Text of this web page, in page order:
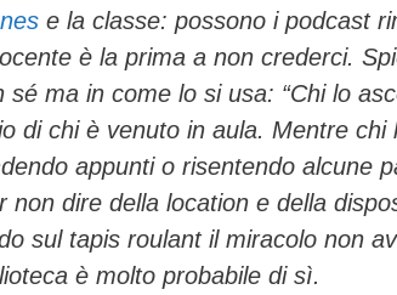
e la classe: possono i podcast
è la prima a non crederci.
sé ma in come lo si usa: “Chi lo
di chi è venuto in aula. Mentre chi
appunti o risentendo alcune
non dire della location e della
sul tapis roulant il miracolo non
è molto probabile di sì.